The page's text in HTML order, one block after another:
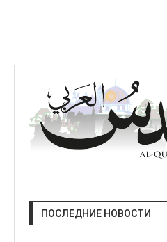
ПОСЛЕДНИЕ НОВОСТИ